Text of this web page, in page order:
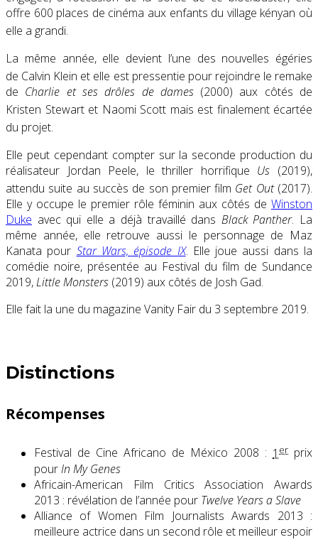
offre 600 places de cinéma aux enfants du village kényan où
elle a grandi.
La même année, elle devient l’une des nouvelles égéries
de Calvin Klein et elle est pressentie pour rejoindre le remake
de Charlie et ses drôles de dames(2000) aux côtés de
Kristen Stewart et Naomi Scott mais est finalement écartée
du projet.
Elle peut cependant compter sur la seconde production du
réalisateur Jordan Peele, le thriller horrifique Us (2019),
attendu suite au succès de son premier film Get Out (2017).
Elle y occupe le premier rôle féminin aux côtés de Winston
Duke avec qui elle a déjà travaillé dans Black Panther. La
même année, elle retrouve aussi le personnage de Maz
Kanata pour Star Wars, épisode IX. Elle joue aussi dans la
comédie noire, présentée au Festival du film de Sundance
2019,Little Monsters (2019) aux côtés de Josh Gad.
Elle fait la une du magazine Vanity Fair du 3 septembre 2019.
Distinctions
Récompenses
Festival de Cine Africano de México 2008 : 1 er prix
pourIn My Genes
Africain-American Film Critics Association Awards
2013 : révélation de l’année pour Twelve Years a Slave
Alliance of Women Film Journalists Awards 2013 :
meilleure actrice dans un second rôle et meilleur espoir